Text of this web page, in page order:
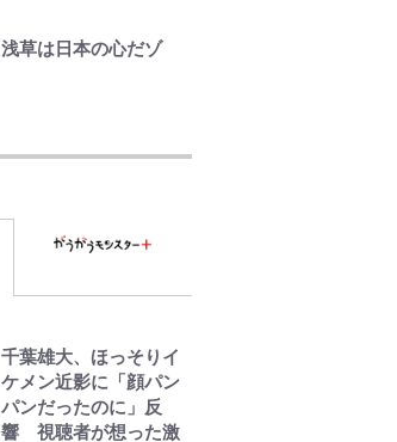
浅草は日本の心だゾ
げる主力放出、柏リカ
グ開幕｢初めての秋春
あ！｣本田圭佑の古巣ミ
ラン、漆黒×蛍光レッド
の超絶クールな新サー
ドユニに世界が熱狂｢サ
千葉雄大、ほっそりイ
ケメン近影に「顔パン
パンだったのに」反
響 視聴者が想った激